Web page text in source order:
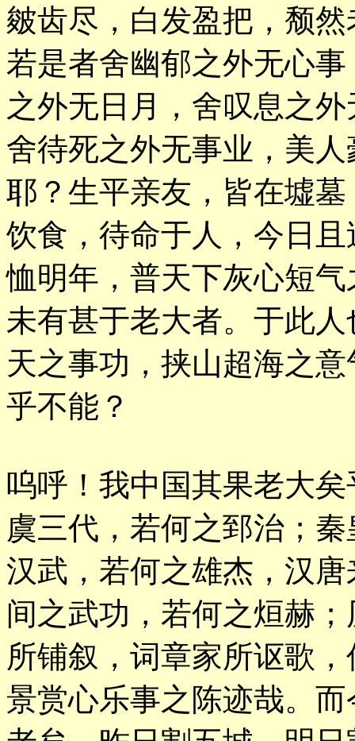
皴齿尽，白发盈把，颓然
若是者舍幽郁之外无心
之外无日月，舍叹息之
舍待死之外无事业，美
耶？生平亲友，皆在墟墓
饮食，待命于人，今日
恤明年，普天下灰心短气
未有甚于老大者。于此
天之事功，挟山超海之
乎不能？
呜呼！我中国其果老大
虞三代，若何之郅治；秦
汉武，若何之雄杰，汉
间之武功，若何之烜赫；
所铺叙，词章家所讴歌
景赏心乐事之陈迹哉。而